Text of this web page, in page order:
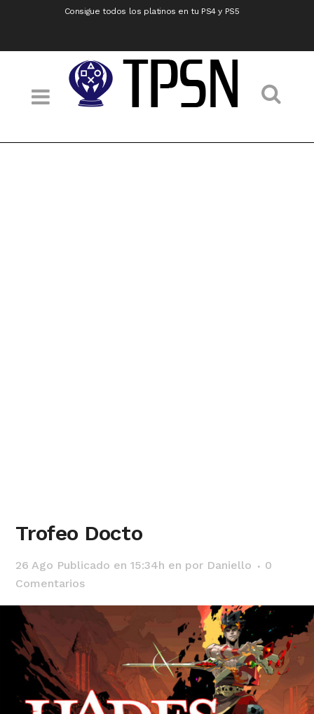
Consigue todos los platinos en tu PS4 y PS5
Trofeo Docto
26 Ago Publicado en 15:34h en por Daniello
0
Comentarios